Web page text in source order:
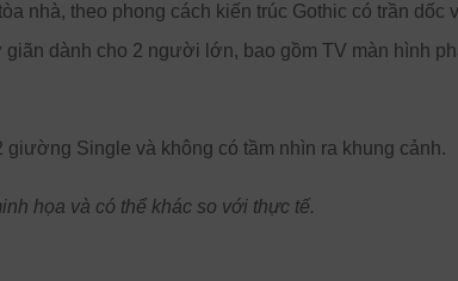
nhà, theo phong cách kiến trúc Gothic có trần dốc
giãn dành cho 2 người lớn, bao gồm TV màn hình
giường Single và không có tầm nhìn ra khung cảnh.
họa và có thể khác so với thực tế.